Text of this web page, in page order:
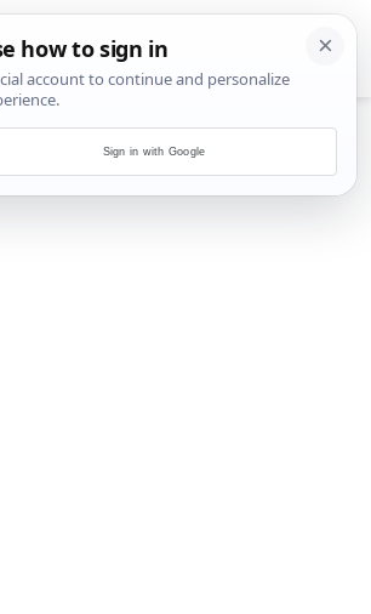
Sign in with Google